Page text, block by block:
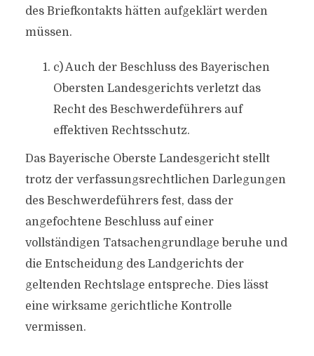
des Briefkontakts hätten aufgeklärt werden
müssen.
c) Auch der Beschluss des Bayerischen
Obersten Landesgerichts verletzt das
Recht des Beschwerdeführers auf
effektiven Rechtsschutz.
Das Bayerische Oberste Landesgericht stellt
trotz der verfassungsrechtlichen Darlegungen
des Beschwerdeführers fest, dass der
angefochtene Beschluss auf einer
vollständigen Tatsachengrundlage beruhe und
die Entscheidung des Landgerichts der
geltenden Rechtslage entspreche. Dies lässt
eine wirksame gerichtliche Kontrolle
vermissen.